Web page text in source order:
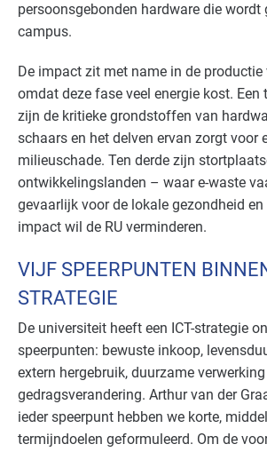
persoonsgebonden hardware die wordt
campus.
De impact zit met name in de productie
omdat deze fase veel energie kost. Een
zijn de kritieke grondstoffen van
schaars en het delven ervan zorgt voor
milieuschade. Ten derde zijn
ontwikkelingslanden – waar e-waste
gevaarlijk voor de lokale gezondheid
impact wil de RU verminderen.
VIJF SPEERPUNTEN
STRATEGIE
De universiteit heeft een ICT-strategie
speerpunten: bewuste inkoop,
extern hergebruik, duurzame verwerking
gedragsverandering. Arthur van der
ieder speerpunt hebben we korte,
termijndoelen geformuleerd. Om de